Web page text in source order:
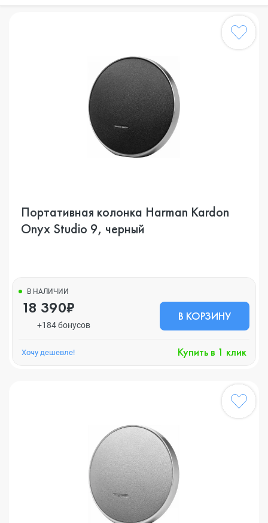
Портативная колонка Harman Kardon
Onyx Studio 9, черный
В НАЛИЧИИ
18 390₽
+184 бонусов
В КОРЗИНУ
Хочу дешевле! Купить в 1 клик